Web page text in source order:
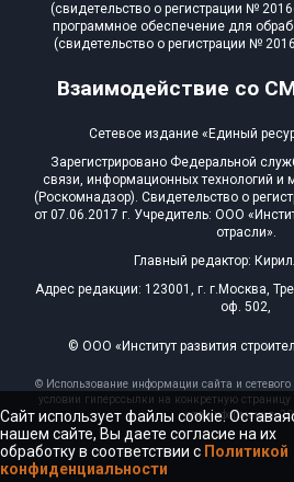
Взаимодействие со
(свидетельство о регистрации №
программное обеспечение для
(свидетельство о регистрации №
Сетевое издание «Единый
Зарегистрировано Федеральной
связи, информационных технологий и
(Роскомнадзор). Свидетельство о
от 07.06.2017 г. Учредитель: ООО
отрасли».
Главный редактор:
Адрес редакции: 123001, г. г.Москва,
оф. 502,
© ООО «Институт развития
© Использование информации сайта и
условии гиперссылки на конкретную
эта информация,
Сайт использует файлы cookie.
нашем сайте, Вы даете согласие на их
обработку в соответствии с Политикой
конфиденциальности